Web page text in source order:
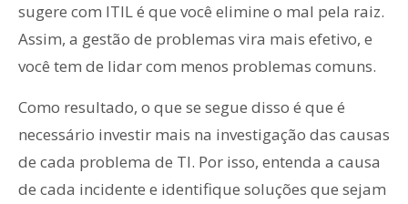
sugere com ITIL é que você elimine o mal pela raiz.
Assim, a gestão de problemas vira mais efetivo, e
você tem de lidar com menos problemas comuns.
Como resultado, o que se segue disso é que é
necessário investir mais na investigação das causas
de cada problema de TI. Por isso, entenda a causa
de cada incidente e identifique soluções que sejam